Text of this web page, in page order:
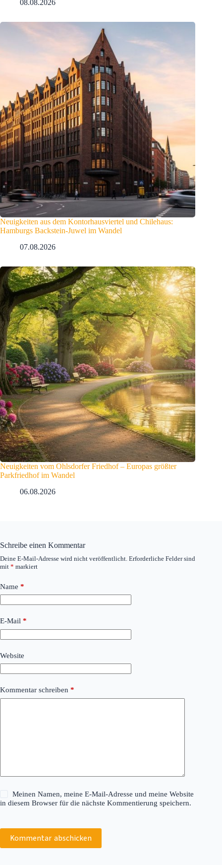
08.08.2026
Neuigkeiten aus dem Kontorhausviertel und Chilehaus:
Hamburgs Backstein-Juwel im Wandel
07.08.2026
Neuigkeiten vom Ohlsdorfer Friedhof – Europas größter
Parkfriedhof im Wandel
06.08.2026
Schreibe einen Kommentar
Deine E-Mail-Adresse wird nicht veröffentlicht. Erforderliche Felder sind
mit * markiert
Name *
E-Mail *
Website
Kommentar schreiben *
Meinen Namen, meine E-Mail-Adresse und meine Website
in diesem Browser für die nächste Kommentierung speichern.
Kommentar abschicken